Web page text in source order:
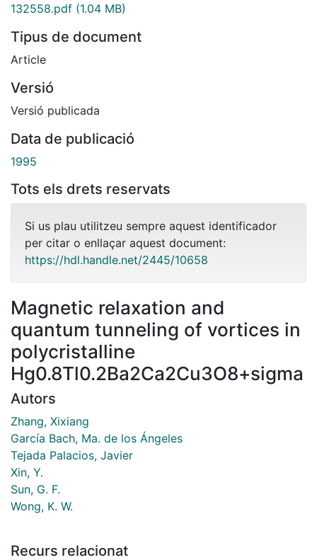
132558.pdf (1.04 MB)
Tipus de document
Article
Versió
Versió publicada
Data de publicació
1995
Tots els drets reservats
Si us plau utilitzeu sempre aquest identificador
per citar o enllaçar aquest document:
https://hdl.handle.net/2445/10658
Magnetic relaxation and
quantum tunneling of vortices in
polycristalline
Hg0.8Tl0.2Ba2Ca2Cu3O8+sigma
Autors
Zhang, Xixiang
García Bach, Ma. de los Ángeles
Tejada Palacios, Javier
Xin, Y.
Sun, G. F.
Wong, K. W.
Recurs relacionat